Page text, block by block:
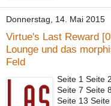
Donnerstag, 14. Mai 2015
Virtue's Last Reward
Lounge und das
Feld
Seite 1 Seite
Seite 7 Seite
Seite 13 Seite